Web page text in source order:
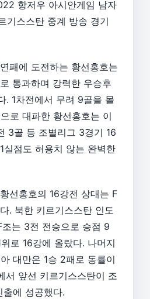
항저우 아시안게임 남자
기스스탄 중계 방송 경기
패에 도전하는 황선홍호는
통과하며 강력한 우승후
. 1차전에서 무려 9골을 몰
로 대파한 황선홍호는 이
3골 등 조별리그 3경기 16
실점도 허용치 않는 완벽한
선홍호의 16강전 상대는 F
. 북한 키르기스스탄 인도
는 3전 전승으로 승점 9
로 16강에 올랐다. 나머지
대만은 1승 2패로 동률이
서 앞선 키르기스스탄이 조
에 성공했다.